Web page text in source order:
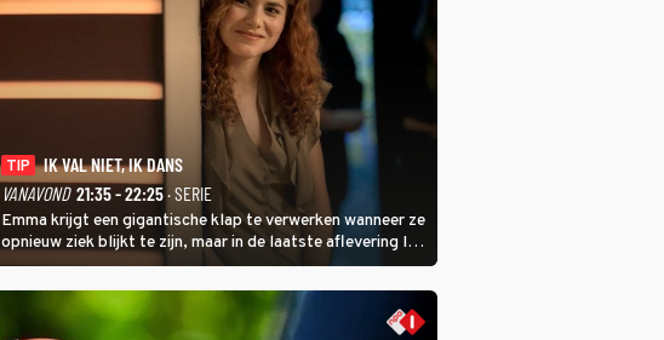
TIP
IK VAL NIET, IK DANS
VANAVOND 21:35 - 22:25· SERIE
Emma krijgt een gigantische klap te verwerken wanneer ze
opnieuw ziek blijkt te zijn, maar in de laatste aflevering Ik
Val Niet, Ik Dans laat ze zien dat ze niet van plan is op te
geven, zelfs als ze daarvoor een ingrijpende operatie
moet ondergaan.